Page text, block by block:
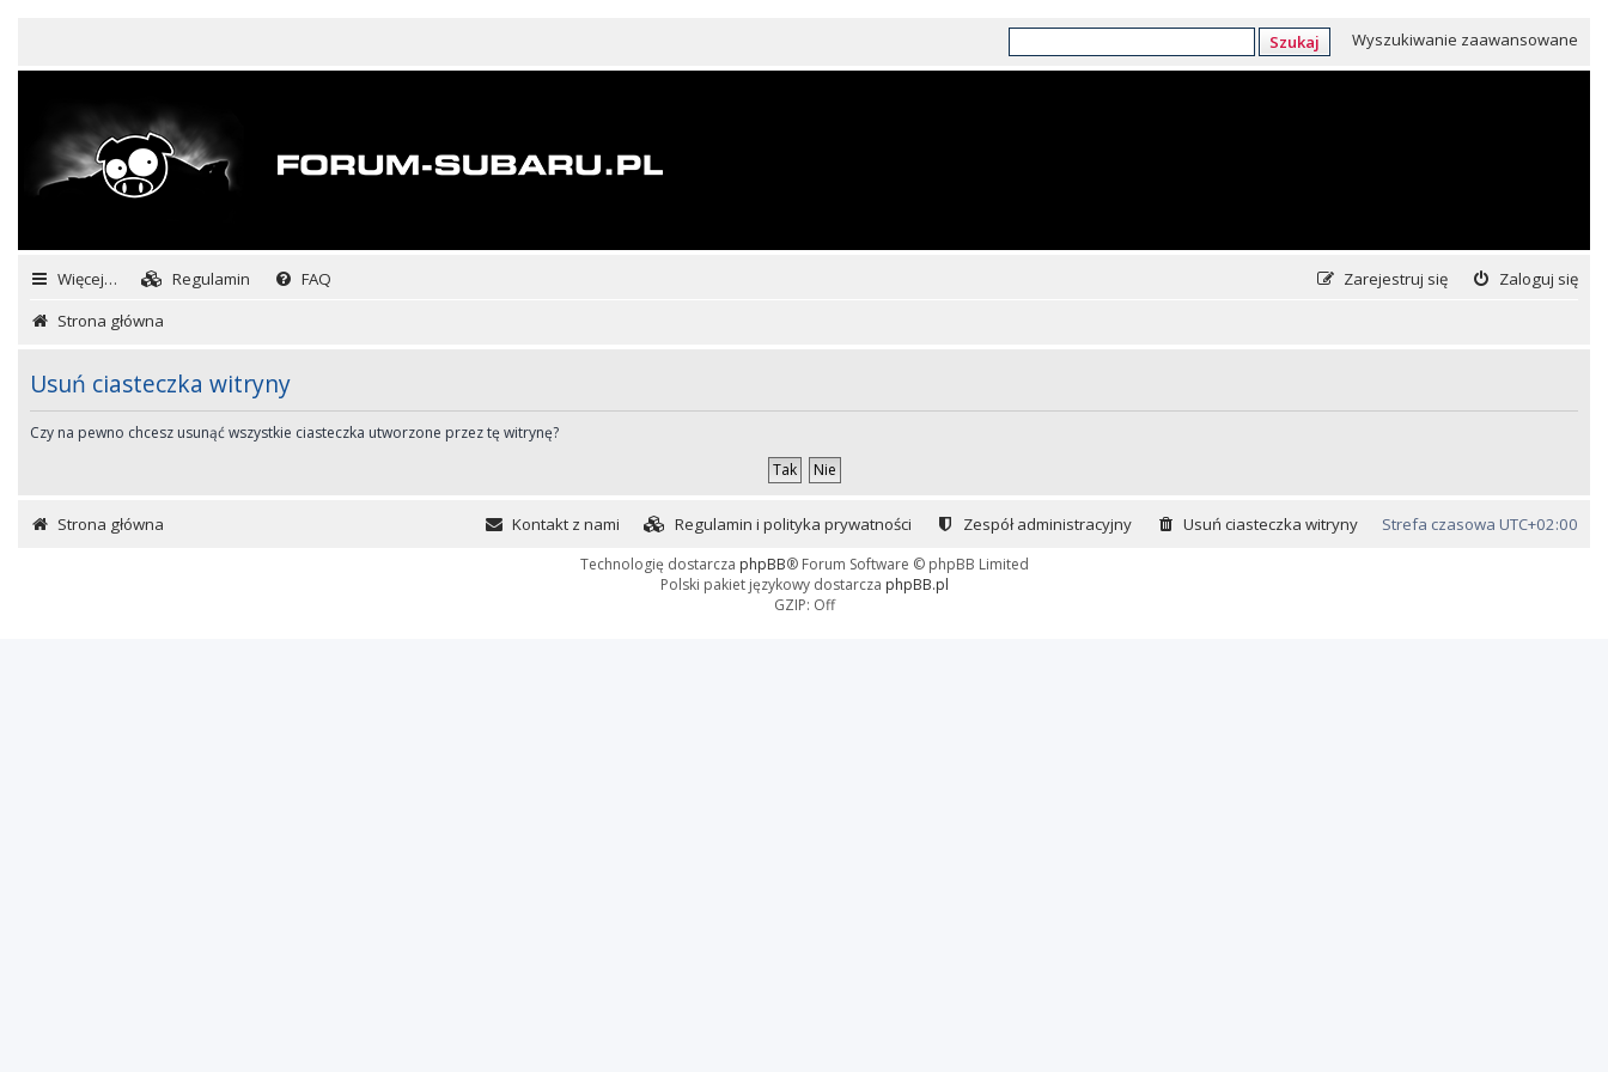
Szukaj Wyszukiwanie zaawansowane
Więcej… Regulamin FAQ Zaloguj się
Zarejestruj się
Strona główna
Usuń ciasteczka witryny
Czy na pewno chcesz usunąć wszystkie ciasteczka utworzone przez tę witrynę?
Strona główna Strefa czasowa UTC+02:00
Usuń ciasteczka witryny
Zespół administracyjny
Regulamin i polityka prywatności
Kontakt z nami
Technologię dostarcza phpBB® Forum Software © phpBB Limited
Polski pakiet językowy dostarcza phpBB.pl
GZIP: Off